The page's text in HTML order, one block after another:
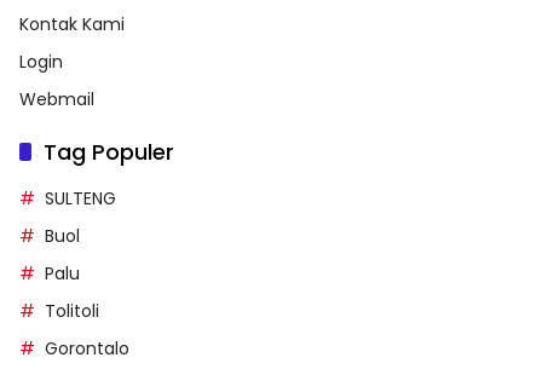
Kontak Kami
Login
Webmail
Tag Populer
SULTENG
Buol
Palu
Tolitoli
Gorontalo